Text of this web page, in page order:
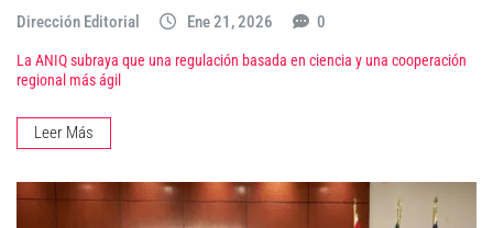
Dirección Editorial Ene 21, 2026 0
La ANIQ subraya que una regulación basada en ciencia y una cooperación
regional más ágil
Leer Más